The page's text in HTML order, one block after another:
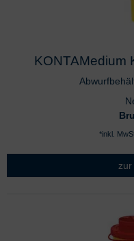
KONTAMedium
*inkl.